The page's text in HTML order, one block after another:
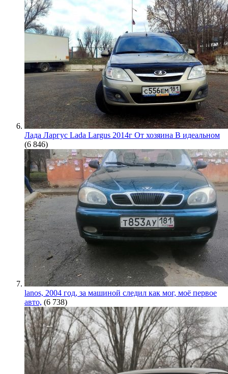
Лада Ларгус Lada Largus 2014г От хозяина В идеальном
(6 846)
lanos, 2004 год, за машиной следил как мог, моё первое
авто, (6 738)